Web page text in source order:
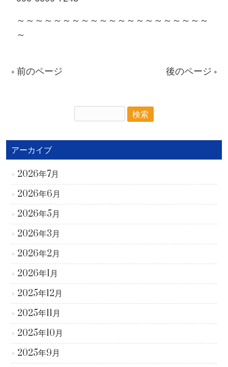
～～～～～～～～～～～～～～～～～～～～～
～
« 前のページ 後のページ »
アーカイブ
2026年7月
2026年6月
2026年5月
2026年3月
2026年2月
2026年1月
2025年12月
2025年11月
2025年10月
2025年9月